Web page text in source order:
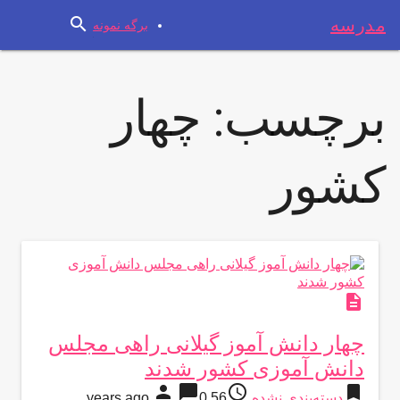
مدرسه برگه نمونه search
برچسب: چهار
کشور
description
چهار دانش آموز گیلانی راهی مجلس
دانش آموزی کشور شدند
bookmark
access_time
person chat_bubble